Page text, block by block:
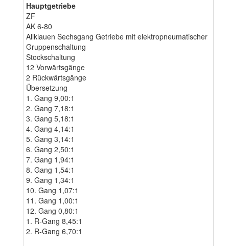
Hauptgetriebe
ZF
AK 6-80
Allklauen Sechsgang Getriebe mit elektropneumatischer
Gruppenschaltung
Stockschaltung
12 Vorwärtsgänge
2 Rückwärtsgänge
Übersetzung
1. Gang 9,00:1
2. Gang 7,18:1
3. Gang 5,18:1
4. Gang 4,14:1
5. Gang 3,14:1
6. Gang 2,50:1
7. Gang 1,94:1
8. Gang 1,54:1
9. Gang 1,34:1
10. Gang 1,07:1
11. Gang 1,00:1
12. Gang 0,80:1
1. R-Gang 8,45:1
2. R-Gang 6,70:1